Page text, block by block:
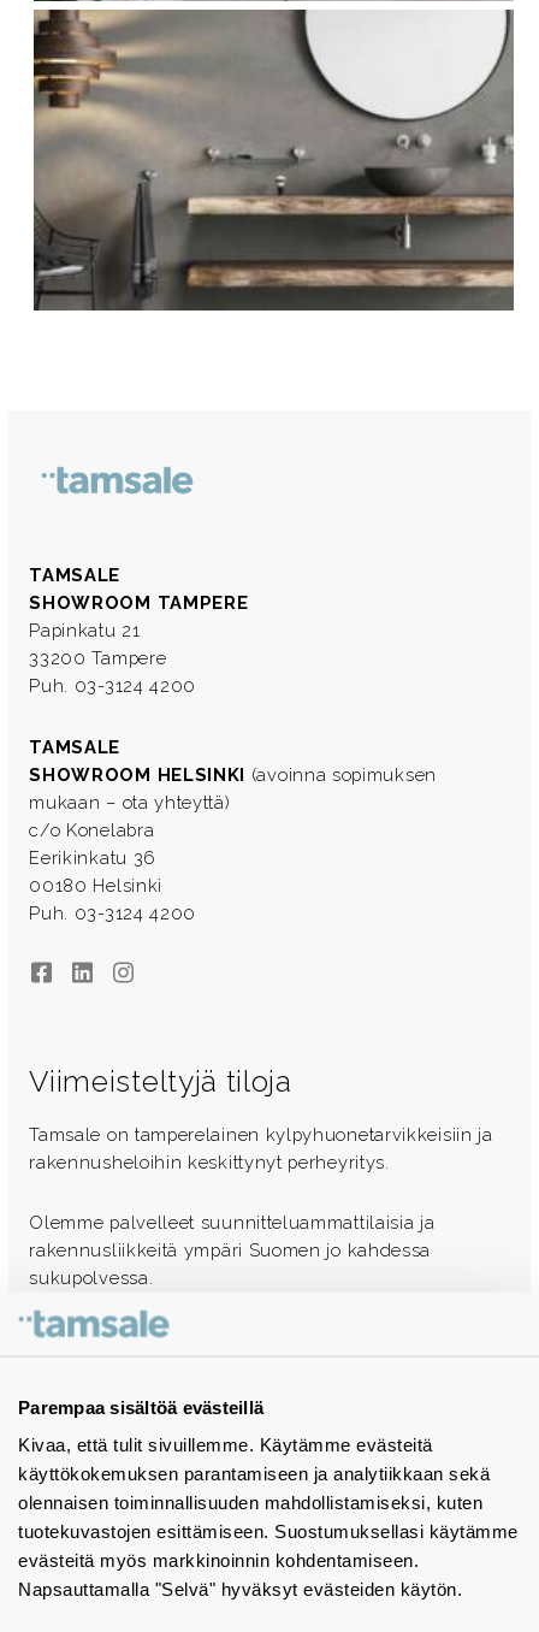
Parempaa sisältöä evästeillä
Kivaa, että tulit sivuillemme. Käytämme evästeitä
käyttökokemuksen parantamiseen ja analytiikkaan sekä
olennaisen toiminnallisuuden mahdollistamiseksi, kuten
tuotekuvastojen esittämiseen. Suostumuksellasi käytämme
evästeitä myös markkinoinnin kohdentamiseen.
Napsauttamalla "Selvä" hyväksyt evästeiden käytön.
TAMSALE
SHOWROOM TAMPERE
Papinkatu 21
33200 Tampere
Puh. 03-3124 4200
TAMSALE
SHOWROOM HELSINKI (avoinna sopimuksen
mukaan – ota yhteyttä)
c/o Konelabra
Eerikinkatu 36
00180 Helsinki
Puh. 03-3124 4200
FacebookLinkedInInstagram
Viimeisteltyjä tiloja
Tamsale on tamperelainen kylpyhuonetarvikkeisiin ja
rakennusheloihin keskittynyt perheyritys.
Olemme palvelleet suunnitteluammattilaisia ja
rakennusliikkeitä ympäri Suomen jo kahdessa
sukupolvessa.
Ota yhteyttä - autamme mielellämme
Tuotekuvastot
Instagram
BIM-objektit
Yhteystiedot
Tiedotteet